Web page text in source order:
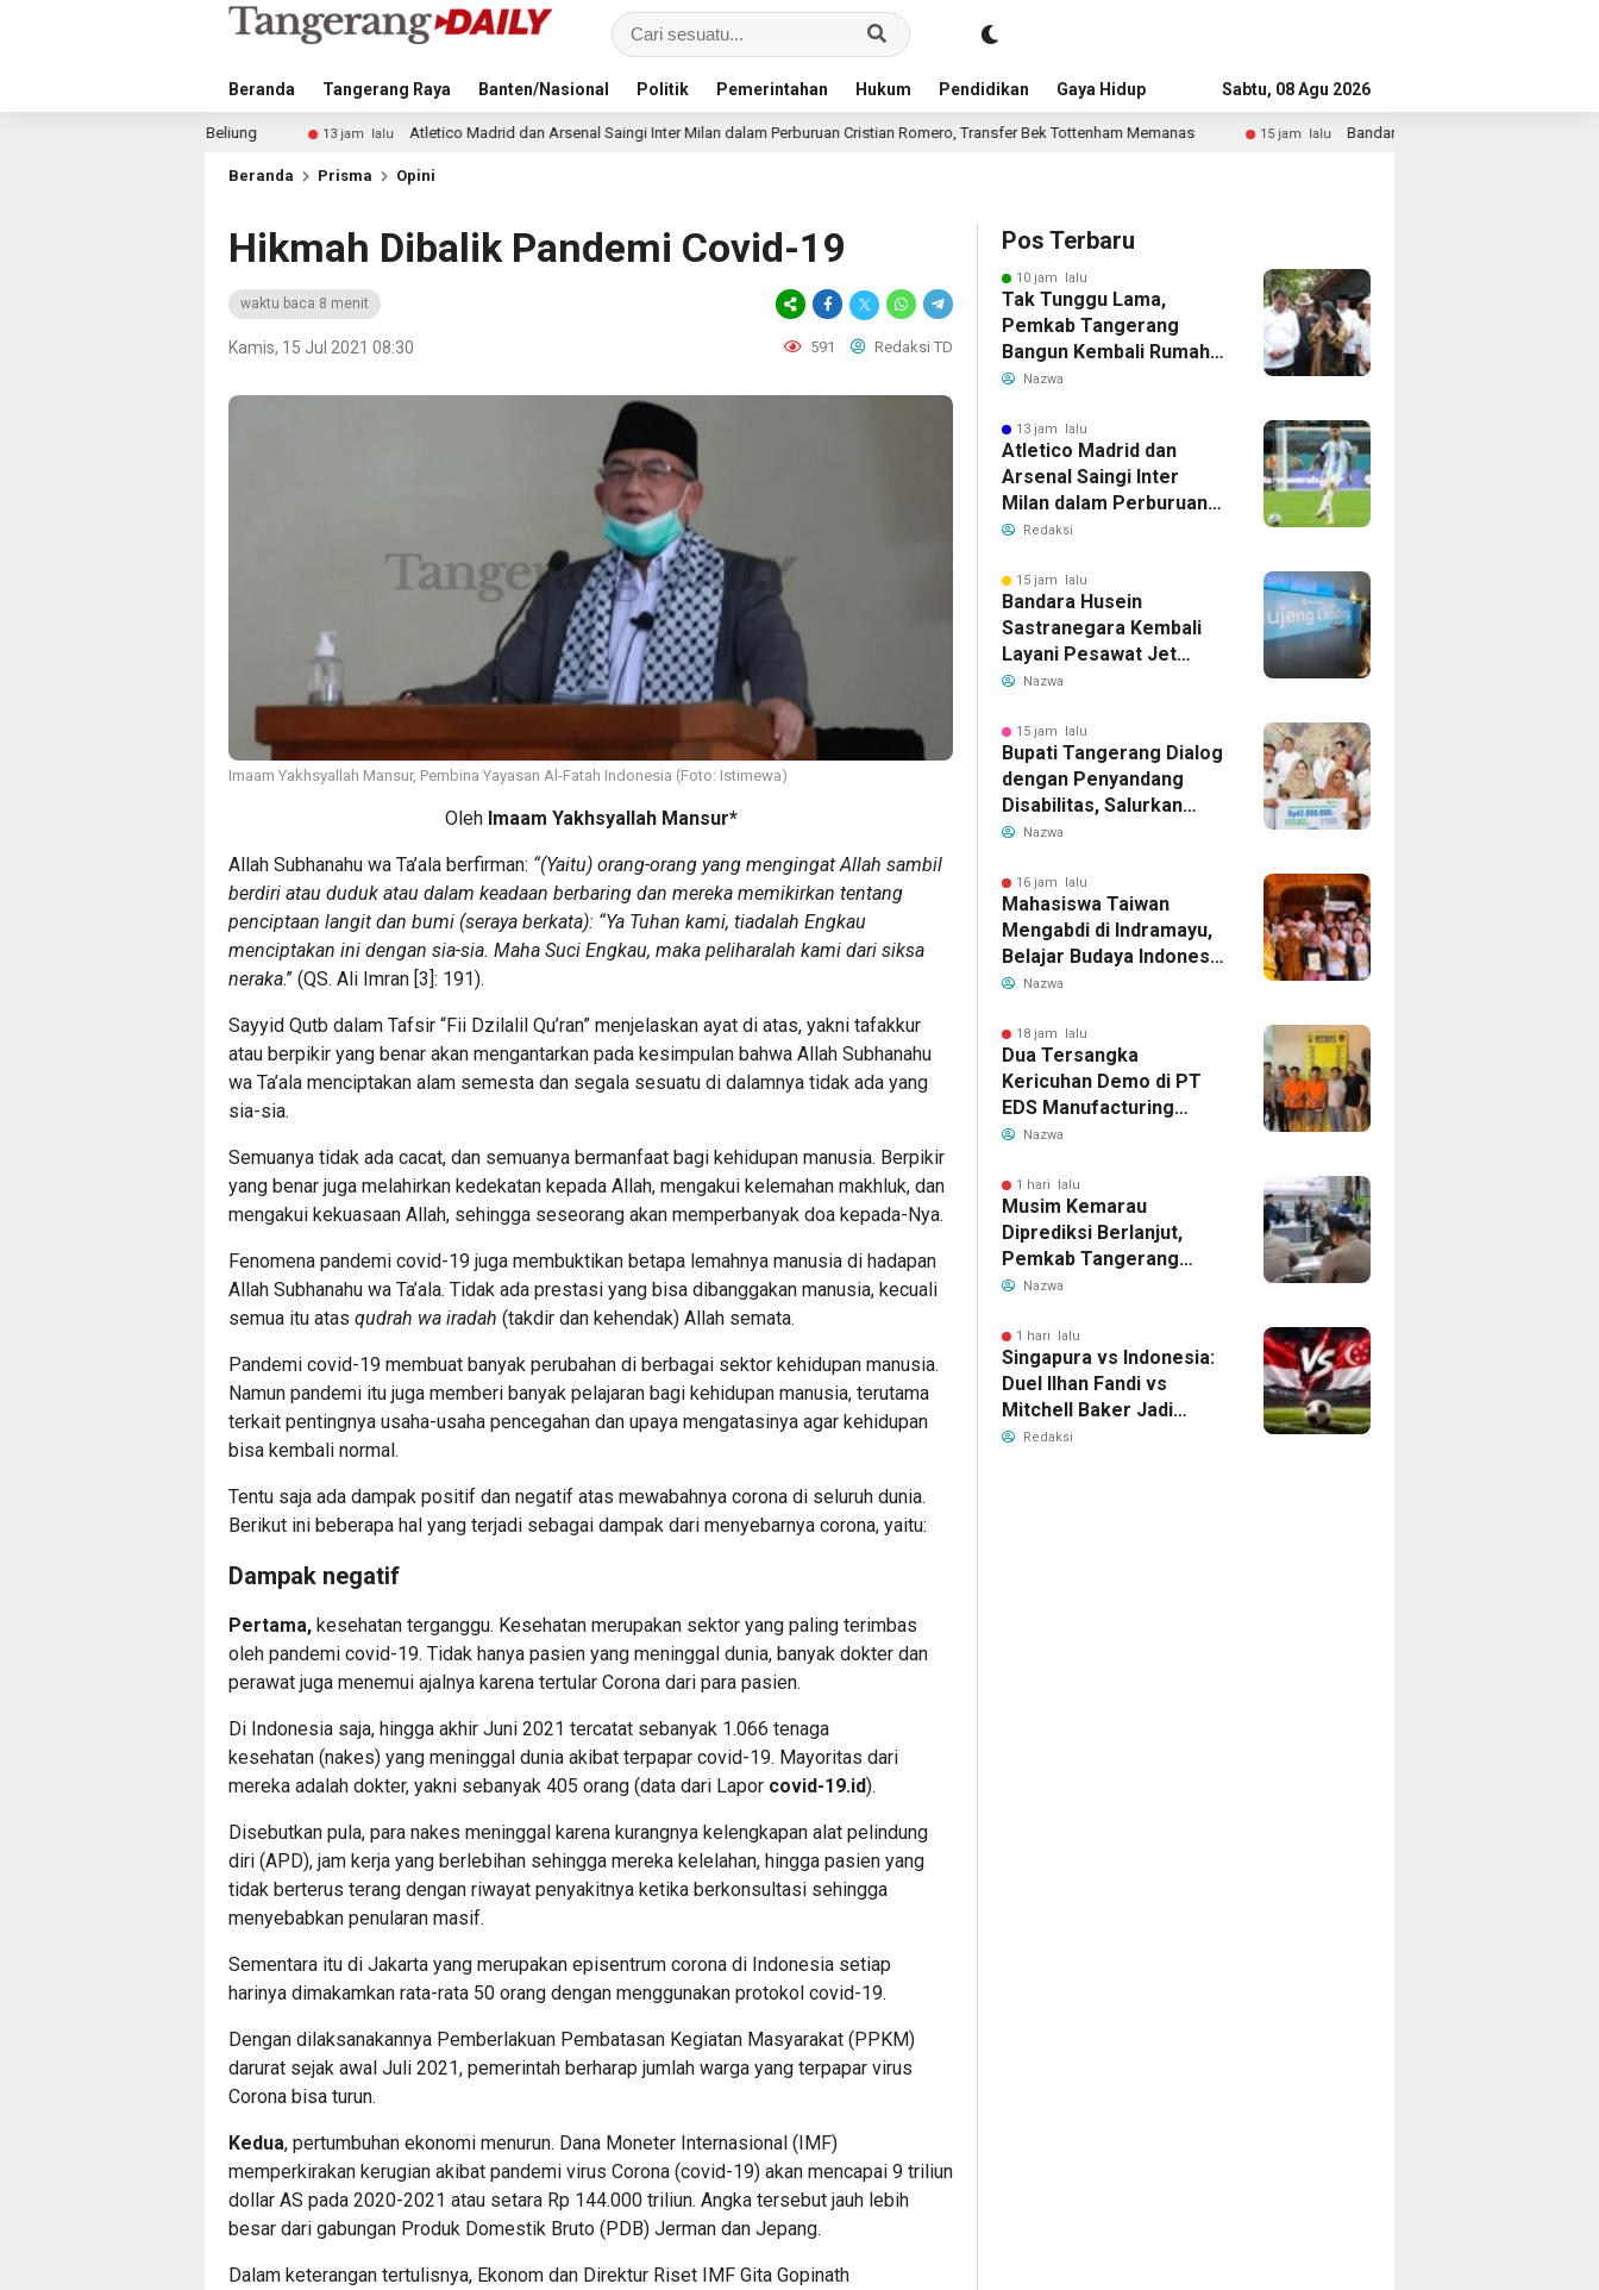
Beranda Tangerang Raya Banten/Nasional Politik Pemerintahan Hukum Pendidikan Gaya Hidup AdvertorialSabtu, 08 Agu 2026
13 jam lalu Atletico Madrid dan Arsenal Saingi Inter Milan dalam Perburuan Cristian Romero, Transfer Bek Tottenham Memanas 15 jam lalu Bandara Husein Sastranegara Kembali Layani Pesawat
Beranda Prisma Opini
Hikmah Dibalik Pandemi Covid-19
waktu baca 8 menit
Kamis, 15 Jul 2021 08:30 591 Redaksi TD
Imaam Yakhsyallah Mansur, Pembina Yayasan Al-Fatah Indonesia (Foto: Istimewa)
Oleh Imaam Yakhsyallah Mansur*
Allah Subhanahu wa Ta’ala berfirman: “(Yaitu) orang-orang yang mengingat Allah sambil
berdiri atau duduk atau dalam keadaan berbaring dan mereka memikirkan tentang
penciptaan langit dan bumi (seraya berkata): “Ya Tuhan kami, tiadalah Engkau
menciptakan ini dengan sia-sia. Maha Suci Engkau, maka peliharalah kami dari siksa
neraka.” (QS. Ali Imran [3]: 191).
Sayyid Qutb dalam Tafsir “Fii Dzilalil Qu’ran” menjelaskan ayat di atas, yakni tafakkur
atau berpikir yang benar akan mengantarkan pada kesimpulan bahwa Allah Subhanahu
wa Ta’ala menciptakan alam semesta dan segala sesuatu di dalamnya tidak ada yang
sia-sia.
Semuanya tidak ada cacat, dan semuanya bermanfaat bagi kehidupan manusia. Berpikir
yang benar juga melahirkan kedekatan kepada Allah, mengakui kelemahan makhluk, dan
mengakui kekuasaan Allah, sehingga seseorang akan memperbanyak doa kepada-Nya.
Fenomena pandemi covid-19 juga membuktikan betapa lemahnya manusia di hadapan
Allah Subhanahu wa Ta’ala. Tidak ada prestasi yang bisa dibanggakan manusia, kecuali
semua itu atas qudrah wa iradah (takdir dan kehendak) Allah semata.
Pandemi covid-19 membuat banyak perubahan di berbagai sektor kehidupan manusia.
Namun pandemi itu juga memberi banyak pelajaran bagi kehidupan manusia, terutama
terkait pentingnya usaha-usaha pencegahan dan upaya mengatasinya agar kehidupan
bisa kembali normal.
Tentu saja ada dampak positif dan negatif atas mewabahnya corona di seluruh dunia.
Berikut ini beberapa hal yang terjadi sebagai dampak dari menyebarnya corona, yaitu:
Dampak negatif
Pertama, kesehatan terganggu. Kesehatan merupakan sektor yang paling terimbas
oleh pandemi covid-19. Tidak hanya pasien yang meninggal dunia, banyak dokter dan
perawat juga menemui ajalnya karena tertular Corona dari para pasien.
Di Indonesia saja, hingga akhir Juni 2021 tercatat sebanyak 1.066 tenaga
kesehatan (nakes) yang meninggal dunia akibat terpapar covid-19. Mayoritas dari
mereka adalah dokter, yakni sebanyak 405 orang (data dari Lapor covid-19.id).
Disebutkan pula, para nakes meninggal karena kurangnya kelengkapan alat pelindung
diri (APD), jam kerja yang berlebihan sehingga mereka kelelahan, hingga pasien yang
tidak berterus terang dengan riwayat penyakitnya ketika berkonsultasi sehingga
menyebabkan penularan masif.
Sementara itu di Jakarta yang merupakan episentrum corona di Indonesia setiap
harinya dimakamkan rata-rata 50 orang dengan menggunakan protokol covid-19.
Dengan dilaksanakannya Pemberlakuan Pembatasan Kegiatan Masyarakat (PPKM)
darurat sejak awal Juli 2021, pemerintah berharap jumlah warga yang terpapar virus
Corona bisa turun.
Kedua, pertumbuhan ekonomi menurun. Dana Moneter Internasional (IMF)
memperkirakan kerugian akibat pandemi virus Corona (covid-19) akan mencapai 9 triliun
dollar AS pada 2020-2021 atau setara Rp 144.000 triliun. Angka tersebut jauh lebih
besar dari gabungan Produk Domestik Bruto (PDB) Jerman dan Jepang.
Dalam keterangan tertulisnya, Ekonom dan Direktur Riset IMF Gita Gopinath
Pos Terbaru
10 jam lalu
Tak Tunggu Lama,
Pemkab Tangerang
Bangun Kembali Rumah
Warga yang Roboh
Nazwa
13 jam lalu
Atletico Madrid dan
Arsenal Saingi Inter
Milan dalam Perburuan
Cristian Romero,
Memanas
Redaksi
15 jam lalu
Bandara Husein
Sastranegara Kembali
Layani Pesawat Jet
Mulai 14 Agustus 2026,
Rute Bandung-Denpasar
Nazwa
15 jam lalu
Bupati Tangerang Dialog
dengan Penyandang
Disabilitas, Salurkan
Bantuan dan Tampung
Nazwa
16 jam lalu
Mahasiswa Taiwan
Mengabdi di Indramayu,
Belajar Budaya Indonesia
dan Edukasi Pekerja
Nazwa
18 jam lalu
Dua Tersangka
Kericuhan Demo di PT
EDS Manufacturing
Indonesia Ditahan, Polda
Perebutan Pengelolaan
Limbah
Nazwa
1 hari lalu
Musim Kemarau
Diprediksi Berlanjut,
Pemkab Tangerang
Siapkan Langkah
Bersih
Nazwa
1 hari lalu
Singapura vs Indonesia:
Duel Ilhan Fandi vs
Mitchell Baker Jadi
Sorotan di Piala AFF
Redaksi